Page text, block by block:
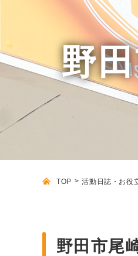
野
TOP 活動日誌・お役
野田市尾